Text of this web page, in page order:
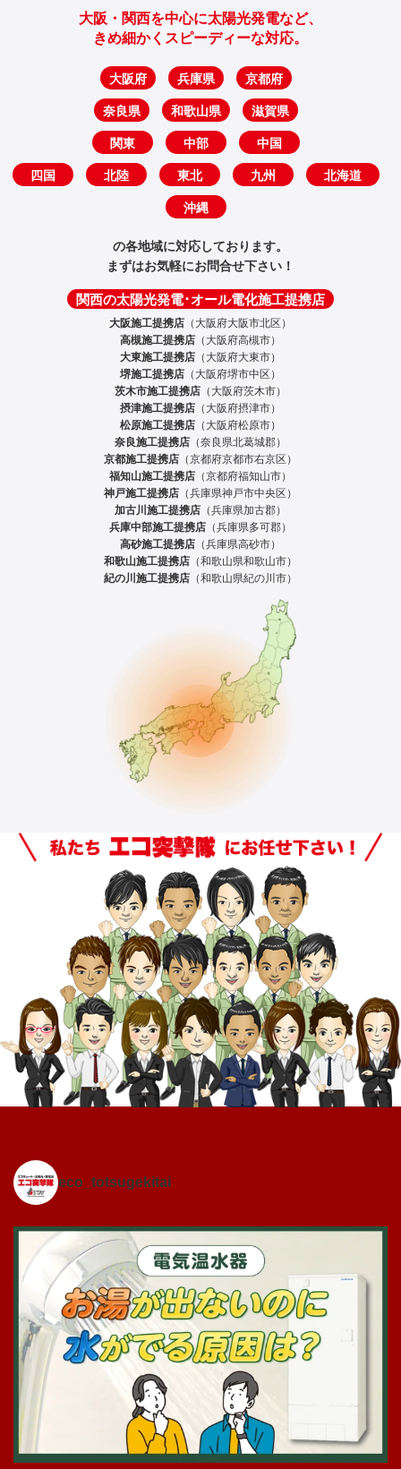
大阪・関西を中心に太陽光発電など、
きめ細かくスピーディーな対応。
大阪府 兵庫県 京都府
奈良県 和歌山県 滋賀県
関東 中部 中国
四国 北陸 東北 九州 北海道
沖縄
の各地域に対応しております。
まずはお気軽にお問合せ下さい！
関西の太陽光発電･オール電化施工提携店
大阪施工提携店 （大阪府大阪市北区）
高槻施工提携店 （大阪府高槻市）
大東施工提携店 （大阪府大東市）
堺施工提携店 （大阪府堺市中区）
茨木市施工提携店 （大阪府茨木市）
摂津施工提携店 （大阪府摂津市）
松原施工提携店 （大阪府松原市）
奈良施工提携店 （奈良県北葛城郡）
京都施工提携店 （京都府京都市右京区）
福知山施工提携店 （京都府福知山市）
神戸施工提携店 （兵庫県神戸市中央区）
加古川施工提携店 （兵庫県加古郡）
兵庫中部施工提携店 （兵庫県多可郡）
高砂施工提携店 （兵庫県高砂市）
和歌山施工提携店 （和歌山県和歌山市）
紀の川施工提携店 （和歌山県紀の川市）
eco_totsugekitai